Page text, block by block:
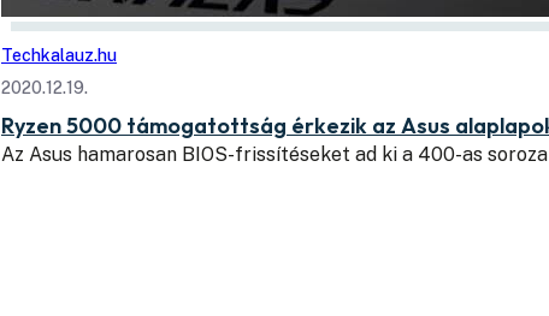
Techkalauz.hu
2020.12.19.
Ryzen 5000 támogatottság érkezik az Asus
Az Asus hamarosan BIOS-frissítéseket ad ki a 400-as